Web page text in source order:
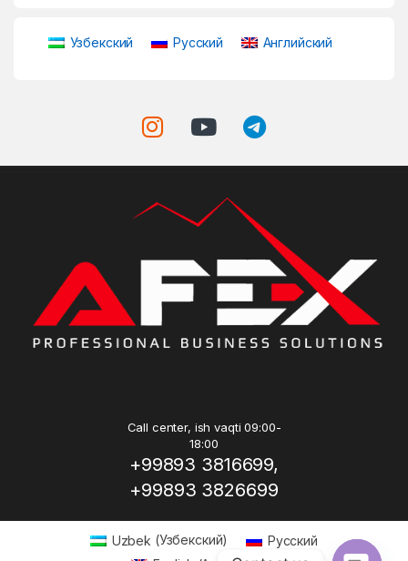
Узбекский Русский Английский
Call center, ish vaqti 09:00-
18:00
+99893 3816699,
+99893 3826699
Uzbek (Узбекский)
Русский